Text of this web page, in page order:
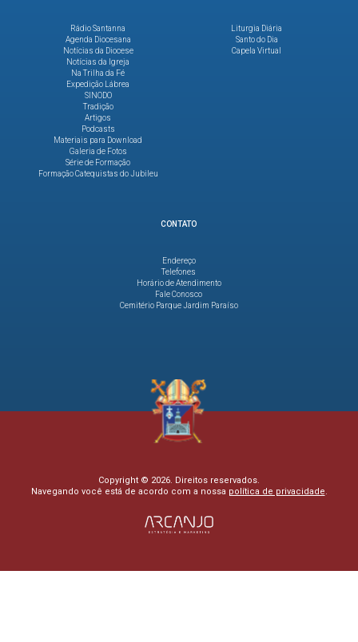
Rádio Santanna
Agenda Diocesana
Notícias da Diocese
Notícias da Igreja
Na Trilha da Fé
Expedição Lábrea
SINODO
Tradição
Artigos
Podcasts
Materiais para Download
Galeria de Fotos
Série de Formação
Formação Catequistas do Jubileu
Liturgia Diária
Santo do Dia
Capela Virtual
CONTATO
Endereço
Telefones
Horário de Atendimento
Fale Conosco
Cemitério Parque Jardim Paraíso
Copyright © 2026. Direitos reservados.
Navegando você está de acordo com a nossa política de privacidade.